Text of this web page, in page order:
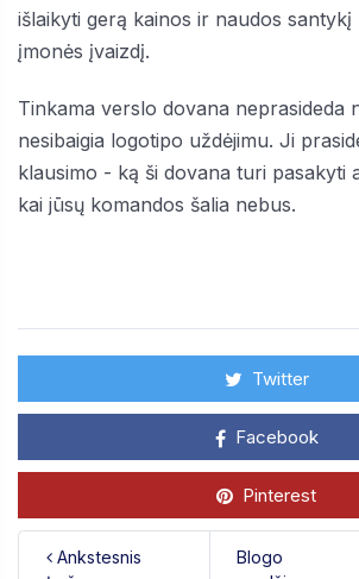
išlaikyti gerą kainos ir naudos santykį
įmonės įvaizdį.
Tinkama verslo dovana neprasideda
nesibaigia logotipo uždėjimu. Ji
klausimo - ką ši dovana turi pasakyti
kai jūsų komandos šalia nebus.
Twitter
Facebook
Pinterest
Ankstesnis
Blogo